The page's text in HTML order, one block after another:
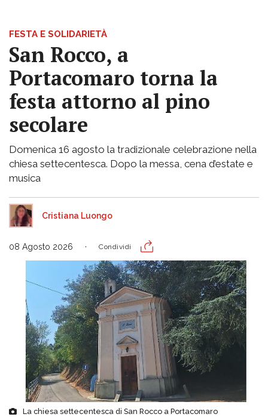
FESTA E SOLIDARIETÀ
San Rocco, a
Portacomaro torna la
festa attorno al pino
secolare
Domenica 16 agosto la tradizionale celebrazione nella
chiesa settecentesca. Dopo la messa, cena d’estate e
musica
Cristiana Luongo
08 Agosto 2026 Condividi
La chiesa settecentesca di San Rocco a Portacomaro